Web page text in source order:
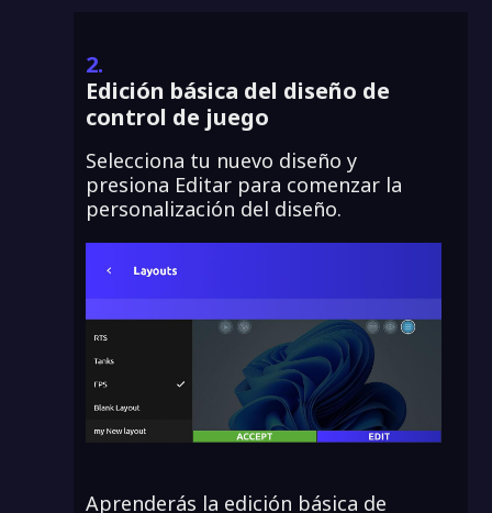
2.
Edición básica del diseño de
control de juego
Selecciona tu nuevo diseño y
presiona Editar para comenzar la
personalización del diseño.
Aprenderás la edición básica de